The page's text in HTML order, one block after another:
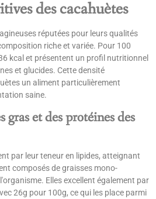
des cacahuètes
réputées pour leurs qualités
riche et variée. Pour 100
kcal et présentent un profil nutritionnel
et glucides. Cette densité
un aliment particulièrement
saine.
gras et des protéines des
par leur teneur en lipides, atteignant
composés de graisses mono-
Elles excellent également par
26g pour 100g, ce qui les place parmi